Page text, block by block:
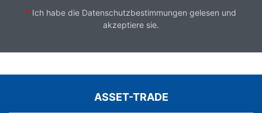
* Ich habe die Datenschutzbestimmungen gelesen und
akzeptiere sie.
ASSET-TRADE